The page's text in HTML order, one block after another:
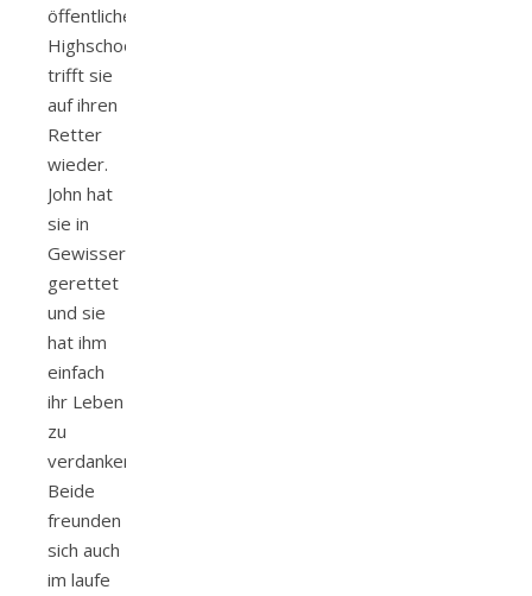
öffentlichen
Highschool
trifft sie
auf ihren
Retter
wieder.
John hat
sie in
Gewisserweise
gerettet
und sie
hat ihm
einfach
ihr Leben
zu
verdanken.
Beide
freunden
sich auch
im laufe